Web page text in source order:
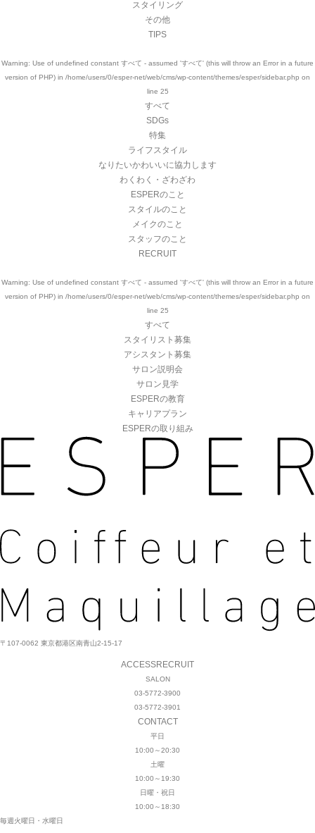
スタイリング
その他
TIPS
Warning: Use of undefined constant すべて - assumed 'すべて' (this will throw an Error in a future
version of PHP) in /home/users/0/esper-net/web/cms/wp-content/themes/esper/sidebar.php on
line 25
すべて
SDGs
特集
ライフスタイル
なりたいかわいいに協力します
わくわく・ざわざわ
ESPERのこと
スタイルのこと
メイクのこと
スタッフのこと
RECRUIT
Warning: Use of undefined constant すべて - assumed 'すべて' (this will throw an Error in a future
version of PHP) in /home/users/0/esper-net/web/cms/wp-content/themes/esper/sidebar.php on
line 25
すべて
スタイリスト募集
アシスタント募集
サロン説明会
サロン見学
ESPERの教育
キャリアプラン
ESPERの取り組み
〒107-0062 東京都港区南青山2-15-17
ACCESSRECRUIT
SALON
03-5772-3900
03-5772-3901
CONTACT
平日
10:00～20:30
土曜
10:00～19:30
日曜・祝日
10:00～18:30
毎週火曜日・水曜日